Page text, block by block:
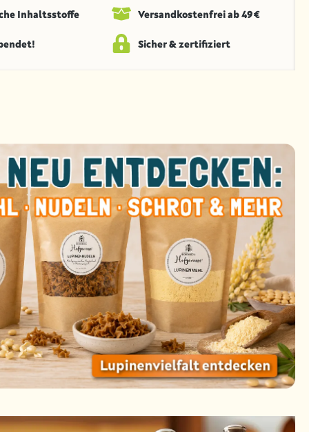
Inhaltsstoffe Versandkosten­frei ab 49 €
Sicher & zertifiziert